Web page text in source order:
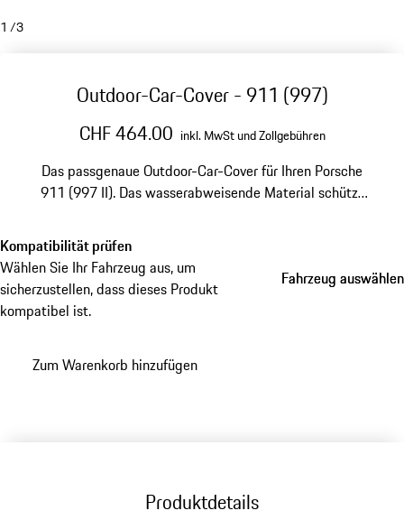
1 /3
Outdoor-Car-Cover - 911 (997)
CHF 464.00 inkl. MwSt und Zollgebühren
Das passgenaue Outdoor-Car-Cover für Ihren Porsche
911 (997 II). Das wasserabweisende Material schützt
Diebstahlsicherung und gefertigt aus hochwertigem
Material für eine lange Haltbarkeit.
Kompatibilität prüfen
Wählen Sie Ihr Fahrzeug aus, um
sicherzustellen, dass dieses Produkt
kompatibel ist.
Fahrzeug auswählen
Fahrzeug auswählen
Zum Warenkorb hinzufügen
Produktdetails